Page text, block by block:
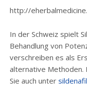
http://
In der Schweiz spielt
Behandlung von
verschreiben es als
alternative Methoden.
Sie auch unter